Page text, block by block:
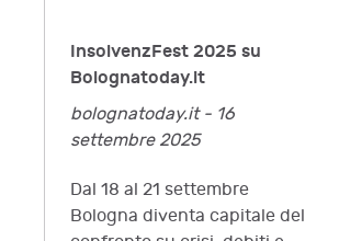
InsolvenzFest 2025 su
Bolognatoday.it
bolognatoday.it - 16
settembre 2025
Dal 18 al 21 settembre
Bologna diventa capitale del